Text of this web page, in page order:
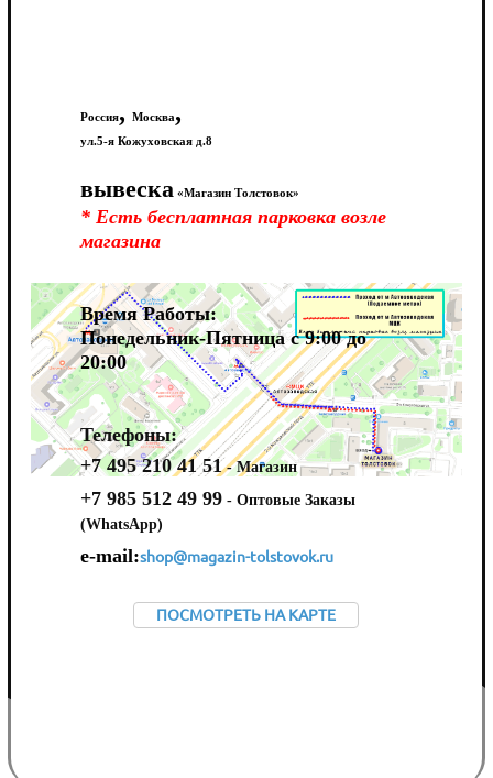
Россия, Москва,
ул.5-я Кожуховская д.8
вывеска «Магазин Толстовок»
* Есть бесплатная парковка возле
магазина
Время Работы:
Понедельник-Пятница с 9:00 до
20:00
Телефоны:
+7 495 210 41 51 - Магазин
+7 985 512 49 99 - Оптовые Заказы
(WhatsApp)
e-mail:shop@magazin-tolstovok.ru
ПОСМОТРЕТЬ НА КАРТЕ